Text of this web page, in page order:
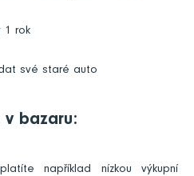
1 rok
své staré auto
v bazaru:
například nízkou výkupní